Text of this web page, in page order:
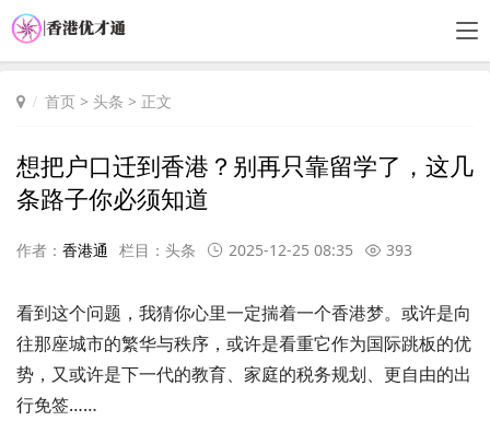
首页 > 头条 > 正文
想把户口迁到香港？别再只靠留学了，这几
条路子你必须知道
作者： 香港通 栏目： 头条 2025-12-25 08:35 393
看到这个问题，我猜你心里一定揣着一个香港梦。或许是向
往那座城市的繁华与秩序，或许是看重它作为国际跳板的优
势，又或许是下一代的教育、家庭的税务规划、更自由的出
行免签……